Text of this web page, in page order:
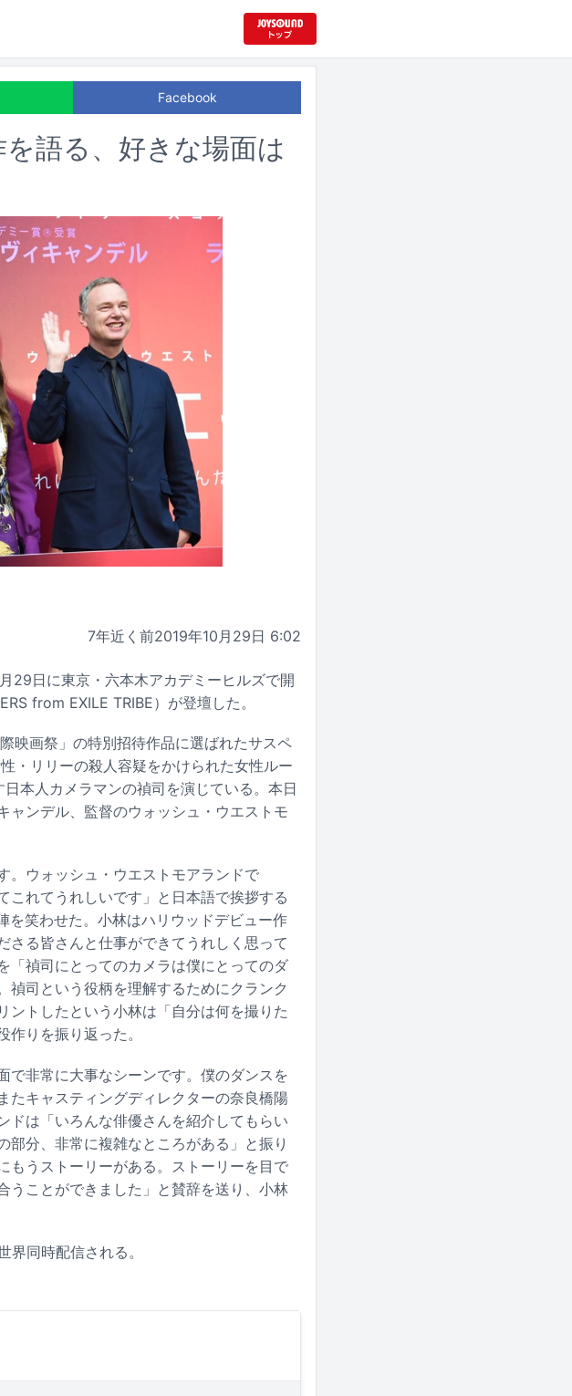
Facebook
語る、好きな場面は
7年近く前2019年10月29日 6:02
29日に東京・六本木アカデミーヒルズで開
from EXILE TRIBE）が登壇した。
映画祭」の特別招待作品に選ばれたサスペ
・リリーの殺人容疑をかけられた女性ルー
本人カメラマンの禎司を演じている。本日
ャンデル、監督のウォッシュ・ウエストモ
。ウォッシュ・ウエストモアランドで
これてうれしいです」と日本語で挨拶する
笑わせた。小林はハリウッドデビュー作
さる皆さんと仕事ができてうれしく思って
「禎司にとってのカメラは僕にとってのダ
禎司という役柄を理解するためにクランク
ントしたという小林は「自分は何を撮りた
りを振り返った。
で非常に大事なシーンです。僕のダンスを
たキャスティングディレクターの奈良橋陽
ドは「いろんな俳優さんを紹介してもらい
部分、非常に複雑なところがある」と振り
もうストーリーがある。ストーリーを目で
うことができました」と賛辞を送り、小林
界同時配信される。